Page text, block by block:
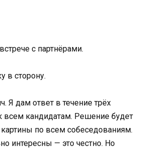
с партнёрами.
в сторону.
Я дам ответ в течение трёх
всем кандидатам. Решение будет
по всем собеседованиям.
интересны — это честно. Но